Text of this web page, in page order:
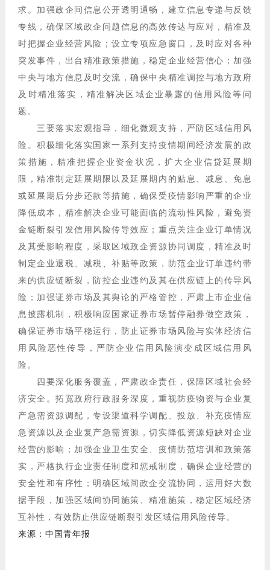
求。加强政企间信息公开透明通畅，建立信息专递与反馈
专线，确保区域政企问题信息的高效传达与应对，精准及
时把握企业经营风险；设立专项应急窗口，及时应对各种
突发事件，出台精准政策措施，稳定企业经营信心；加强
中央与地方信息及时交流，确保中央精准调控与地方政府
及时精准落实，精准解决区域企业暴露的信用风险等问
题。
三要落实宏观指导，细化微观支持，严防区域信用风
险。积极细化落实国家一系列支持疫情期间经济发展的政
策措施，精准把握企业资金状况，扩大企业信贷延展期
限，精准制定延展期限以及延展期内的贴息、减息、免息
或延展期后分步还款等措施，确保受疫情影响严重的企业
降低成本，精准解决企业可能面临的流动性风险，避免资
金链断裂引发信用风险传导效应；重点关注企业订单情况
及其受影响程度，采取区域政企资源协同调度，精准及时
制定企业退税、减税、补贴等政策，防范企业订单违约带
来的供应链断裂，防控企业违约及其在供应链上的传导风
险；加强证券市场及其舆论的严格管控，严肃上市企业信
息披露机制，积极响应国家证券市场暂停融券做空政策，
确保证券市场平稳运行，防止证券市场风险与实体经济信
用风险恶性传导，严防企业信用风险演变成区域信用风
险。
四要深化服务覆盖，严肃政企责任，保障区域社会经
济安全。拓宽政府行政服务深度，重视防疫物资与企业复
产急需资源调配，专设渠道科学调配、投放、补充疫情应
急资源以及企业复产急需资源，切实降低资源短缺对企业
经营的影响；加强企业卫生安全、疫情防范培训和政策落
实，严格执行企业责任制度和惩戒制度，确保企业经营的
安全性和有序性；明确区域间政企交流协同，运用好大数
据手段，加强区域间协同施策、精准施策，稳定区域经济
互补性，有效防止供应链断裂引发区域信用风险传导。
来源：中国青年报